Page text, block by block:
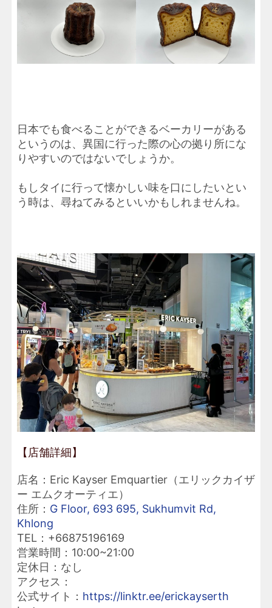
日本でも食べることができるベーカリーがある
というのは、異国に行った際の心の拠り所にな
りやすいのではないでしょうか。
もしタイに行って懐かしい味を口にしたいとい
う時は、尋ねてみるといいかもしれませんね。
【店舗詳細】
店名：Eric Kayser Emquartier（エリックカイザ
ー エムクオーティエ）
住所： G Floor, 693 695, Sukhumvit Rd,
Khlong
TEL：+66875196169
営業時間：10:00~21:00
定休日：なし
アクセス：
公式サイト： https://linktr.ee/erickayserth